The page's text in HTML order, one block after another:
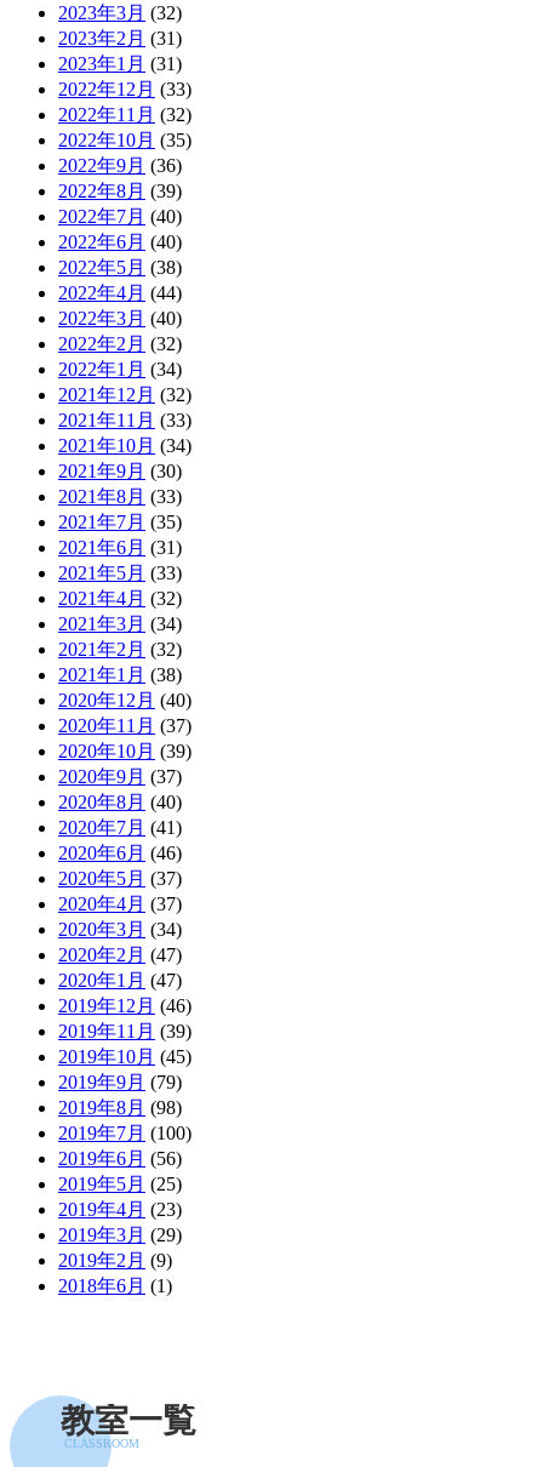
2023年3月 (32)
2023年2月 (31)
2023年1月 (31)
2022年12月 (33)
2022年11月 (32)
2022年10月 (35)
2022年9月 (36)
2022年8月 (39)
2022年7月 (40)
2022年6月 (40)
2022年5月 (38)
2022年4月 (44)
2022年3月 (40)
2022年2月 (32)
2022年1月 (34)
2021年12月 (32)
2021年11月 (33)
2021年10月 (34)
2021年9月 (30)
2021年8月 (33)
2021年7月 (35)
2021年6月 (31)
2021年5月 (33)
2021年4月 (32)
2021年3月 (34)
2021年2月 (32)
2021年1月 (38)
2020年12月 (40)
2020年11月 (37)
2020年10月 (39)
2020年9月 (37)
2020年8月 (40)
2020年7月 (41)
2020年6月 (46)
2020年5月 (37)
2020年4月 (37)
2020年3月 (34)
2020年2月 (47)
2020年1月 (47)
2019年12月 (46)
2019年11月 (39)
2019年10月 (45)
2019年9月 (79)
2019年8月 (98)
2019年7月 (100)
2019年6月 (56)
2019年5月 (25)
2019年4月 (23)
2019年3月 (29)
2019年2月 (9)
2018年6月 (1)
教室一覧
CLASSROOM